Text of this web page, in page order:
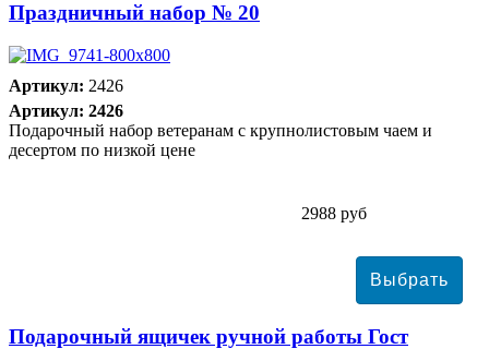
Праздничный набор № 20
Артикул: 2426
Артикул: 2426
Подарочный набор ветеранам с крупнолистовым чаем и
десертом по низкой цене
2988 руб
Подарочный ящичек ручной работы Гост